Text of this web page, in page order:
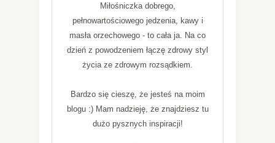
Miłośniczka dobrego,
pełnowartościowego jedzenia, kawy i
masła orzechowego - to cała ja. Na co
dzień z powodzeniem łączę zdrowy styl
życia ze zdrowym rozsądkiem.
Bardzo się cieszę, że jesteś na moim
blogu :) Mam nadzieję, że znajdziesz tu
dużo pysznych inspiracji!